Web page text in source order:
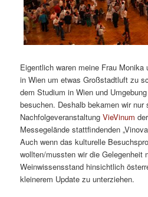
Eigentlich waren meine Frau
in Wien um etwas Großstadtluft zu
dem Studium in Wien und
besuchen. Deshalb bekamen wir
NachfolgeveranstaltungVieVinum
Messegelände stattfindenden
Auch wenn das kulturelle
wollten/mussten wir die Gelegenheit
Weinwissensstand hinsichtlich
kleinerem Update zu unterziehen.